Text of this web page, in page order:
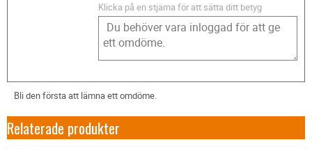
Klicka på en stjärna för att sätta ditt betyg
Bli den första att lämna ett omdöme.
Relaterade produkter